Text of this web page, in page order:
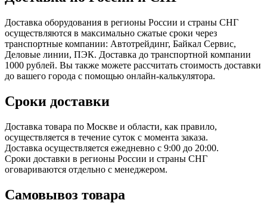
Доставка оборудования в регионы России и страны СНГ
осуществляются в максимально сжатые сроки через
транспортные компании: Автотрейдинг, Байкал Сервис,
Деловые линии, ПЭК. Доставка до транспортной компании
1000 рублей. Вы также можете рассчитать стоимость доставки
до вашего города с помощью онлайн-калькулятора.
Сроки доставки
Доставка товара по Москве и области, как правило,
осуществляется в течение суток с момента заказа.
Доставка осуществляется ежедневно с 9:00 до 20:00.
Сроки доставки в регионы России и страны СНГ
оговариваются отдельно с менеджером.
Самовывоз товара